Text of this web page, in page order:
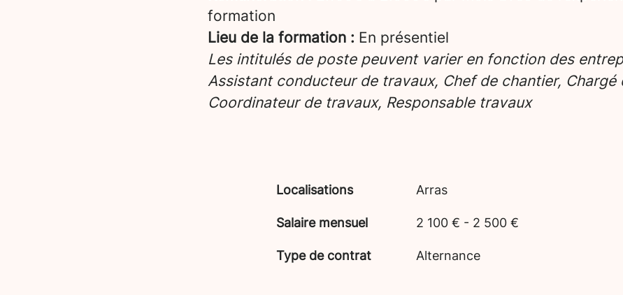
formation
Lieu de la formation : En présentiel
Les intitulés de poste peuvent varier en fonction des
Assistant conducteur de travaux, Chef de chantier, Chargé
Coordinateur de travaux, Responsable travaux
Localisations Arras
Salaire mensuel 2 100 € - 2 500 €
Type de contrat Alternance